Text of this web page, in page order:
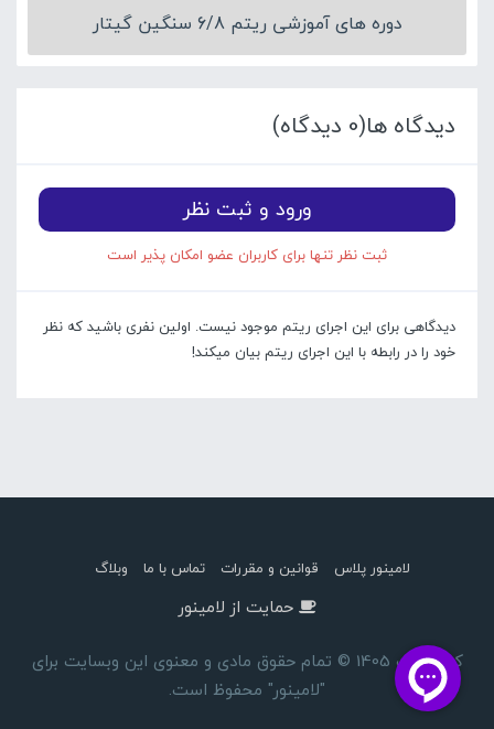
دوره های آموزشی ریتم 6/8 سنگین گیتار
دیدگاه ها(0 دیدگاه)
ورود و ثبت نظر
ثبت نظر تنها برای کاربران عضو امکان پذیر است
دیدگاهی برای این اجرای ریتم موجود نیست. اولین نفری باشید که نظر
خود را در رابطه با این اجرای ریتم بیان میکند!
لامینور پلاس قوانین و مقررات تماس با ما وبلاگ
حمایت از لامینور
کپی رایت 1405 © تمام حقوق مادی و معنوی این وبسایت برای
"لامینور" محفوظ است.